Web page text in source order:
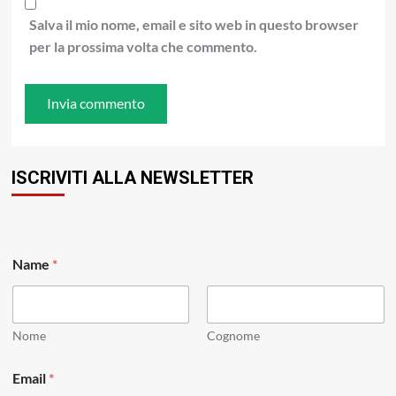
Salva il mio nome, email e sito web in questo browser
per la prossima volta che commento.
ISCRIVITI ALLA NEWSLETTER
m
a
E
i
Name *
Nome Cognome
Email *